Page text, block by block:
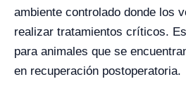
ambiente controlado donde los
realizar tratamientos críticos.
para animales que se
en recuperación postoperatoria.